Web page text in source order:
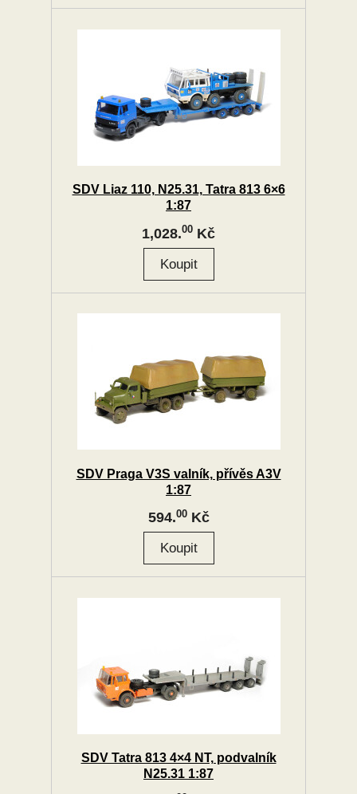
SDV Liaz 110, N25.31, Tatra 813 6×6
1:87
1,028.00 Kč
SDV Praga V3S valník, přívěs A3V
1:87
594.00Kč
SDV Tatra 813 4×4 NT, podvalník
N25.31 1:87